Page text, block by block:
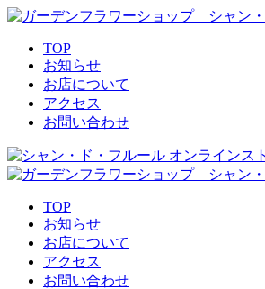
TOP
お知らせ
お店について
アクセス
お問い合わせ
TOP
お知らせ
お店について
アクセス
お問い合わせ